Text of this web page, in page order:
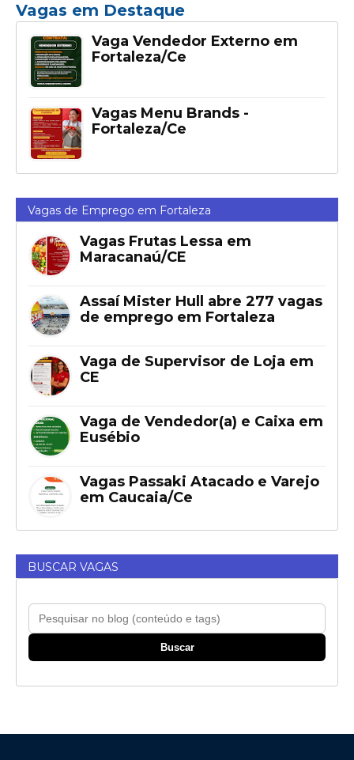
Vagas em Destaque
Vaga Vendedor Externo em
Fortaleza/Ce
Vagas Menu Brands -
Fortaleza/Ce
Vagas de Emprego em Fortaleza
Vagas Frutas Lessa em
Maracanaú/CE
Assaí Mister Hull abre 277 vagas
de emprego em Fortaleza
Vaga de Supervisor de Loja em
CE
Vaga de Vendedor(a) e Caixa em
Eusébio
Vagas Passaki Atacado e Varejo
em Caucaia/Ce
BUSCAR VAGAS
Buscar